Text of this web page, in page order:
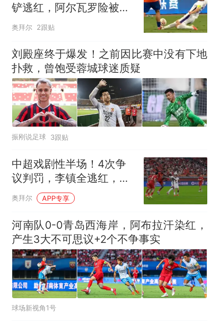
铲逃红，阿尔瓦罗险被
废，媒体人开炮
奥拜尔 2跟贴
刘殿座终于爆发！之前因比赛中没有下地
扑救，曾饱受蓉城球迷质疑
振刚说足球 3跟贴
中超戏剧性半场！4次争
议判罚，李镇全逃红，恩
加德乌压哨绝平
奥拜尔 APP专享
河南队0-0青岛西海岸，阿布拉汗染红，
产生3大不可思议+2个不争事实
球场新视角1号